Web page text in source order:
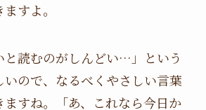
すよ。
と読むのがしんどい…」という
ので、なるべくやさしい言葉
すね。「あ、これなら今日か